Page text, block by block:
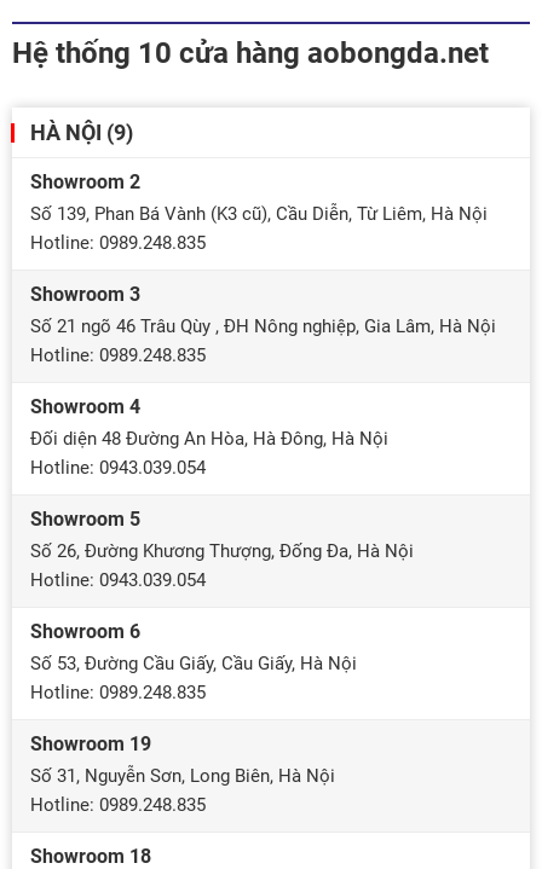
Hệ thống 10 cửa hàng aobongda.net
HÀ NỘI (9)
Showroom 2
Số 139, Phan Bá Vành (K3 cũ), Cầu Diễn, Từ Liêm, Hà Nội
Hotline: 0989.248.835
Showroom 3
Số 21 ngõ 46 Trâu Qùy , ĐH Nông nghiệp, Gia Lâm, Hà Nội
Hotline: 0989.248.835
Showroom 4
Đối diện 48 Đường An Hòa, Hà Đông, Hà Nội
Hotline: 0943.039.054
Showroom 5
Số 26, Đường Khương Thượng, Đống Đa, Hà Nội
Hotline: 0943.039.054
Showroom 6
Số 53, Đường Cầu Giấy, Cầu Giấy, Hà Nội
Hotline: 0989.248.835
Showroom 19
Số 31, Nguyễn Sơn, Long Biên, Hà Nội
Hotline: 0989.248.835
Showroom 18